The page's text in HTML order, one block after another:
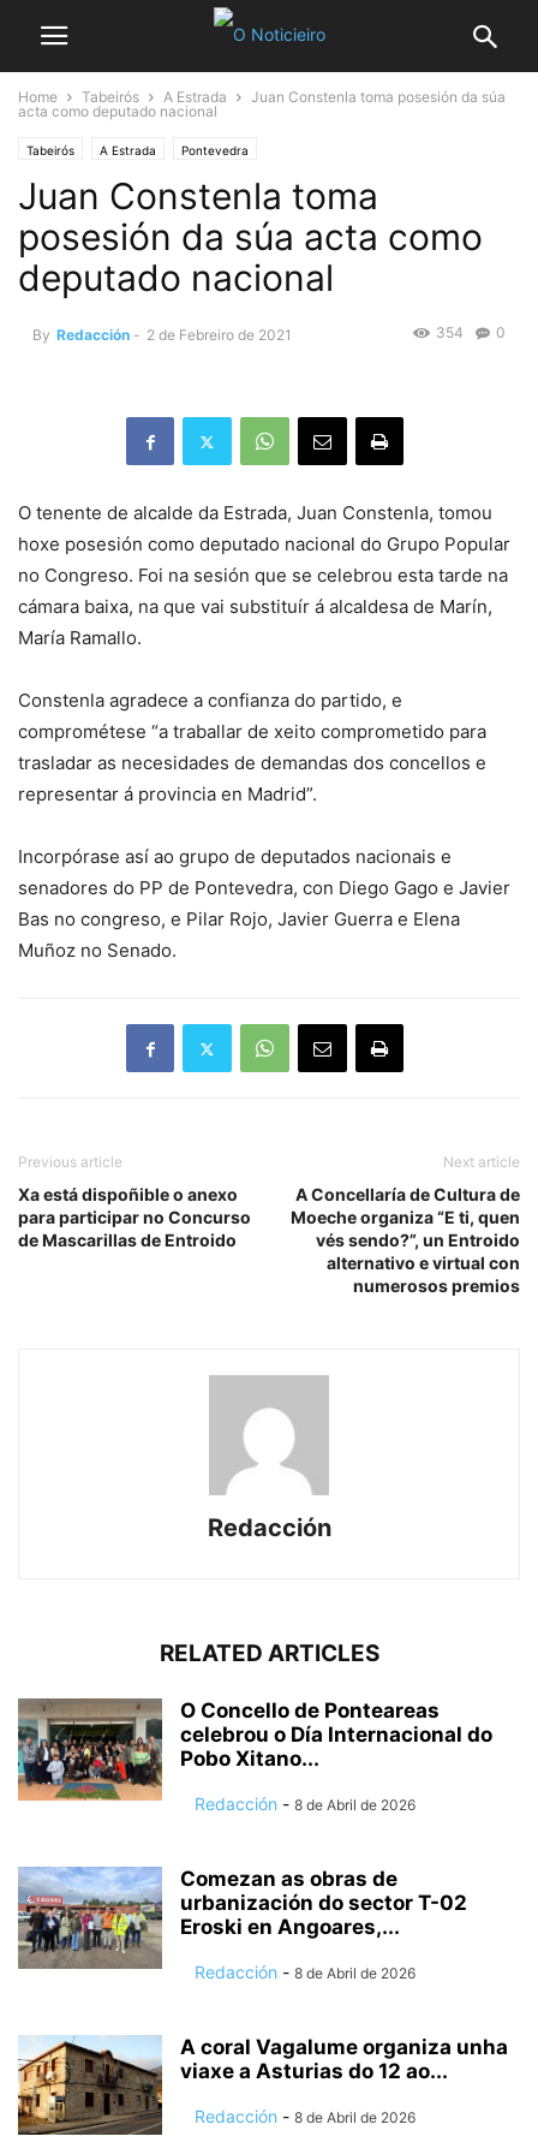
Home Tabeirós A Estrada
Juan Constenla toma posesión da súa
acta como deputado nacional
Tabeirós A Estrada Pontevedra
Juan Constenla toma
posesión da súa acta como
deputado nacional
By Redacción - 2 de Febreiro de 2021 0
354
O tenente de alcalde da Estrada, Juan Constenla, tomou
hoxe posesión como deputado nacional do Grupo Popular
no Congreso. Foi na sesión que se celebrou esta tarde na
cámara baixa, na que vai substituír á alcaldesa de Marín,
María Ramallo.
Constenla agradece a confianza do partido, e
comprométese “a traballar de xeito comprometido para
trasladar as necesidades de demandas dos concellos e
representar á provincia en Madrid”.
Incorpórase así ao grupo de deputados nacionais e
senadores do PP de Pontevedra, con Diego Gago e Javier
Bas no congreso, e Pilar Rojo, Javier Guerra e Elena
Muñoz no Senado.
Previous article
Xa está dispoñible o anexo
para participar no Concurso
de Mascarillas de Entroido
Next article
A Concellaría de Cultura de
Moeche organiza “E ti, quen
vés sendo?”, un Entroido
alternativo e virtual con
numerosos premios
Redacción
RELATED ARTICLES
O Concello de Ponteareas
celebrou o Día Internacional do
Pobo Xitano...
Redacción - 8 de Abril de 2026
Comezan as obras de
urbanización do sector T-02
Eroski en Angoares,...
Redacción - 8 de Abril de 2026
A coral Vagalume organiza unha
viaxe a Asturias do 12 ao...
Redacción - 8 de Abril de 2026